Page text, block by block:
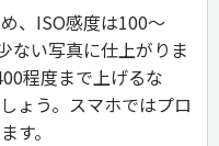
、ISO感度は100〜
ない写真に仕上がりま
程度まで上げるな
ょう。スマホではプロ
す。